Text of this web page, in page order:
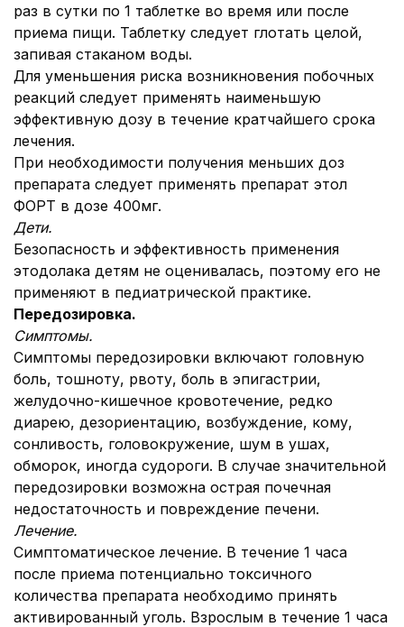
раз в сутки по 1 таблетке во время или после
приема пищи. Таблетку следует глотать целой,
запивая стаканом воды.
Для уменьшения риска возникновения побочных
реакций следует применять наименьшую
эффективную дозу в течение кратчайшего срока
лечения.
При необходимости получения меньших доз
препарата следует применять препарат этол
ФОРТ в дозе 400мг.
Дети.
Безопасность и эффективность применения
этодолака детям не оценивалась, поэтому его не
применяют в педиатрической практике.
Передозировка.
Симптомы.
Симптомы передозировки включают головную
боль, тошноту, рвоту, боль в эпигастрии,
желудочно-кишечное кровотечение, редко
диарею, дезориентацию, возбуждение, кому,
сонливость, головокружение, шум в ушах,
обморок, иногда судороги. В случае значительной
передозировки возможна острая почечная
недостаточность и повреждение печени.
Лечение.
Симптоматическое лечение. В течение 1 часа
после приема потенциально токсичного
количества препарата необходимо принять
активированный уголь. Взрослым в течение 1 часа